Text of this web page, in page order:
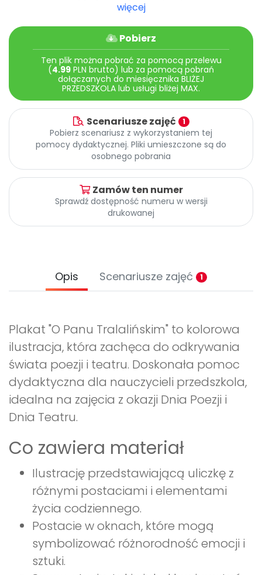
Archiwalne numerywięcej
Pobierz
Ten plik można pobrać za pomocą przelewu
(4.99 PLN brutto) lub za pomocą pobrań
dołączanych do miesięcznika BLIŻEJ
PRZEDSZKOLA lub usługi bliżej MAX.
Scenariusze zajęć 1
Pobierz scenariusz z wykorzystaniem tej
pomocy dydaktycznej. Pliki umieszczone są do
osobnego pobrania
Zamów ten numer
Sprawdź dostępność numeru w wersji
drukowanej
Opis Scenariusze zajęć 1
Plakat "O Panu Tralalińskim" to kolorowa
ilustracja, która zachęca do odkrywania
świata poezji i teatru. Doskonała pomoc
dydaktyczna dla nauczycieli przedszkola,
idealna na zajęcia z okazji Dnia Poezji i
Dnia Teatru.
Co zawiera materiał
Ilustrację przedstawiającą uliczkę z
różnymi postaciami i elementami
życia codziennego.
Postacie w oknach, które mogą
symbolizować różnorodność emocji i
sztuki.